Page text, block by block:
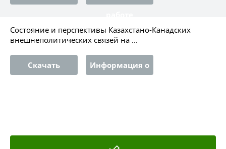
Состояние и перспективы Казахстано-Канадских
внешнеполитических связей на ...
Скачать
Информация о